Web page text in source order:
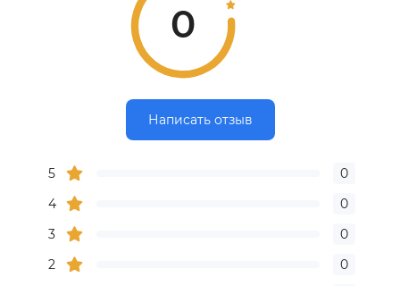
0
Написать отзыв
5
0
4
0
3
0
2
0